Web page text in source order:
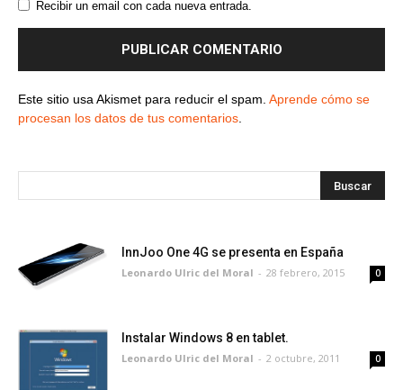
Recibir un email con cada nueva entrada.
Este sitio usa Akismet para reducir el spam. Aprende cómo se
procesan los datos de tus comentarios
InnJoo One 4G se presenta en España
Leonardo Ulric del Moral - 28 febrero, 2015 0
Instalar Windows 8 en tablet.
Leonardo Ulric del Moral - 2 octubre, 2011 0